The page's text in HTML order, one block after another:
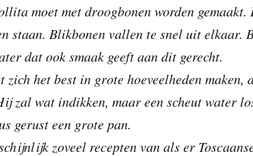
moet met droogbonen worden
staan. Blikbonen vallen te snel uit elkaar.
dat ook smaak geeft aan dit gerecht.
het best in grote hoeveelheden maken,
zal wat indikken, maar een scheut water
gerust een grote pan.
zoveel recepten van als er